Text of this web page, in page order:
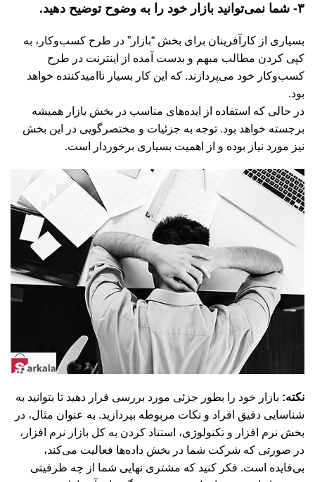
۳- شما نمی‌توانید بازار خود را به وضوح توضیح دهید.
بسیاری از کارآفرینان برای بخش “بازار” در طرح کسب‌وکار، به
کپی کردن مطالب مبهم و بدست آمده از اینترنت در طرح
کسب‌وکار خود می‌پردازند. که این کار بسیار ناامیدکننده‌ خواهد
بود.
در حالی که استفاده از ایده‌های مناسب در بخش بازار همیشه
برجسته خواهد بود. توجه به جزئیات و مختصرگویی در این بخش
نیز مورد نیاز بوده و از اهمیت بسیاری برخوردار است.
نکته: بازار خود را بطور جزئی مورد بررسی قرار دهید تا بتوانید به
شناسایی دقیق افراد و نکات مربوطه بپردازید. به عنوان مثال، در
بخش نرم افزار و تکنولوژی، استناد کردن به کل بازار نرم افزار،
در صورتی که شرکت شما در بخش داده‌ها فعالیت می‌کند،
بی‌فایده است. فکر کنید که مشتری نهایی شما از چه ظرفیتی